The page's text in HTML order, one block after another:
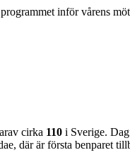
inför vårens
cirka 110 i Sverige.
där är första benparet